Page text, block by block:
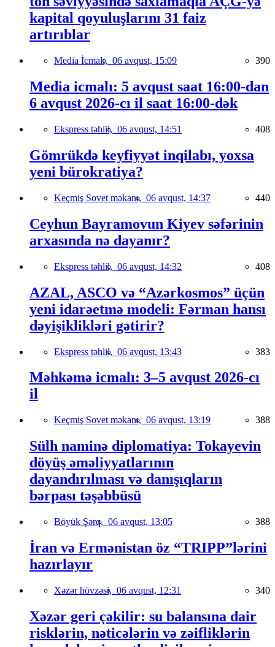
kapital qoyuluşlarını 31 faiz
artırıblar
Media İcmalı, 06 avqust, 15:09 390
Media icmalı: 5 avqust saat 16:00-dan
6 avqust 2026-cı il saat 16:00-dək
Ekspress təhlil, 06 avqust, 14:51 408
Gömrükdə keyfiyyət inqilabı, yoxsa
yeni bürokratiya?
Keçmiş Sovet məkanı, 06 avqust, 14:37 440
Ceyhun Bayramovun Kiyev səfərinin
arxasında nə dayanır?
Ekspress təhlil, 06 avqust, 14:32 408
AZAL, ASCO və “Azərkosmos” üçün
yeni idarəetmə modeli: Fərman hansı
dəyişiklikləri gətirir?
Ekspress təhlil, 06 avqust, 13:43 383
Məhkəmə icmalı: 3–5 avqust 2026-cı
il
Keçmiş Sovet məkanı, 06 avqust, 13:19 388
Sülh naminə diplomatiya: Tokayevin
döyüş əməliyyatlarının
dayandırılması və danışıqların
bərpası təşəbbüsü
Böyük Şərq, 06 avqust, 13:05 388
İran və Ermənistan öz “TRIPP”lərini
hazırlayır
Xəzər hövzəsi, 06 avqust, 12:31 340
Xəzər geri çəkilir: su balansına dair
risklərin, nəticələrin və zəifliklərin